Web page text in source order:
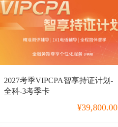
2027考季VIPCPA智享持证计划-
全科-3考季卡
¥39,800.00